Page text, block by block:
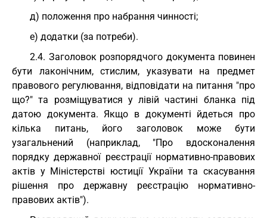
д) положення про набрання чинності;
е) додатки (за потреби).
2.4. Заголовок розпорядчого документа повинен
бути лаконічним, стислим, указувати на предмет
правового регулювання, відповідати на питання "про
що?" та розміщуватися у лівій частині бланка під
датою документа. Якщо в документі йдеться про
кілька питань, його заголовок може бути
узагальнений (наприклад, "Про вдосконалення
порядку державної реєстрації нормативно-правових
актів у Міністерстві юстиції України та скасування
рішення про державну реєстрацію нормативно-
правових актів").